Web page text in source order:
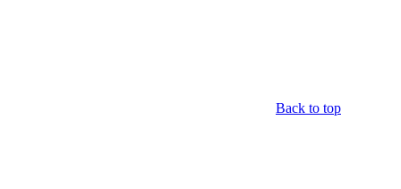
Back to top